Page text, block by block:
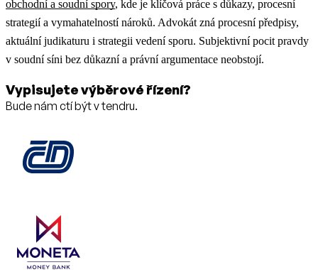
obchodní a soudní spory, kde je klíčová práce s důkazy, procesní
strategií a vymahatelností nároků. Advokát zná procesní předpisy,
aktuální judikaturu i strategii vedení sporu. Subjektivní pocit pravdy
v soudní síni bez důkazní a právní argumentace neobstojí.
Vypisujete výběrové řízení?
Bude nám ctí být v tendru.